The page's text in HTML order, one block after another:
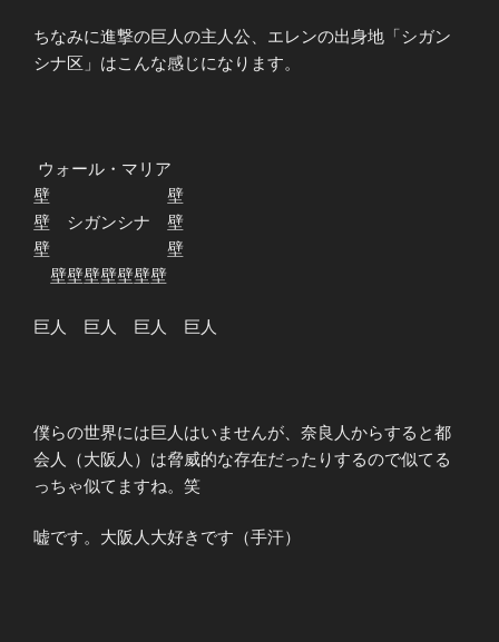
ちなみに進撃の巨人の主人公、エレンの出身地「シガン
シナ区」はこんな感じになります。
ウォール・マリア
壁 壁
壁 シガンシナ 壁
壁 壁
壁壁壁壁壁壁壁
巨人 巨人 巨人 巨人
僕らの世界には巨人はいませんが、奈良人からすると都
会人（大阪人）は脅威的な存在だったりするので似てる
っちゃ似てますね。笑
嘘です。大阪人大好きです（手汗）